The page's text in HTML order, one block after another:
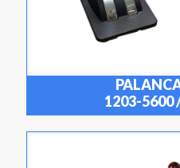
1203-5600